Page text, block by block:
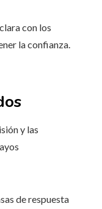
con los
la confianza.
y las
de respuesta